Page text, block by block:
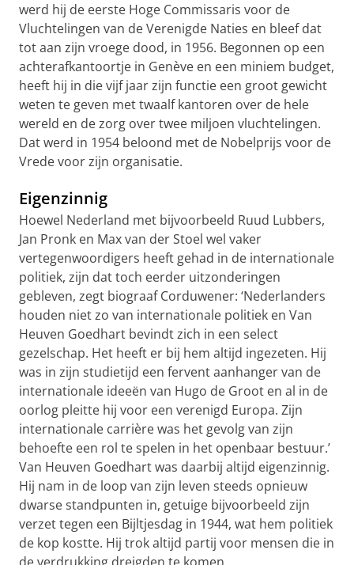
werd hij de eerste Hoge Commissaris voor de
Vluchtelingen van de Verenigde Naties en bleef dat
tot aan zijn vroege dood, in 1956. Begonnen op een
achterafkantoortje in Genève en een miniem budget,
heeft hij in die vijf jaar zijn functie een groot gewicht
weten te geven met twaalf kantoren over de hele
wereld en de zorg over twee miljoen vluchtelingen.
Dat werd in 1954 beloond met de Nobelprijs voor de
Vrede voor zijn organisatie.
Eigenzinnig
Hoewel Nederland met bijvoorbeeld Ruud Lubbers,
Jan Pronk en Max van der Stoel wel vaker
vertegenwoordigers heeft gehad in de internationale
politiek, zijn dat toch eerder uitzonderingen
gebleven, zegt biograaf Corduwener: ‘Nederlanders
houden niet zo van internationale politiek en Van
Heuven Goedhart bevindt zich in een select
gezelschap. Het heeft er bij hem altijd ingezeten. Hij
was in zijn studietijd een fervent aanhanger van de
internationale ideeën van Hugo de Groot en al in de
oorlog pleitte hij voor een verenigd Europa. Zijn
internationale carrière was het gevolg van zijn
behoefte een rol te spelen in het openbaar bestuur.’
Van Heuven Goedhart was daarbij altijd eigenzinnig.
Hij nam in de loop van zijn leven steeds opnieuw
dwarse standpunten in, getuige bijvoorbeeld zijn
verzet tegen een Bijltjesdag in 1944, wat hem politiek
de kop kostte. Hij trok altijd partij voor mensen die in